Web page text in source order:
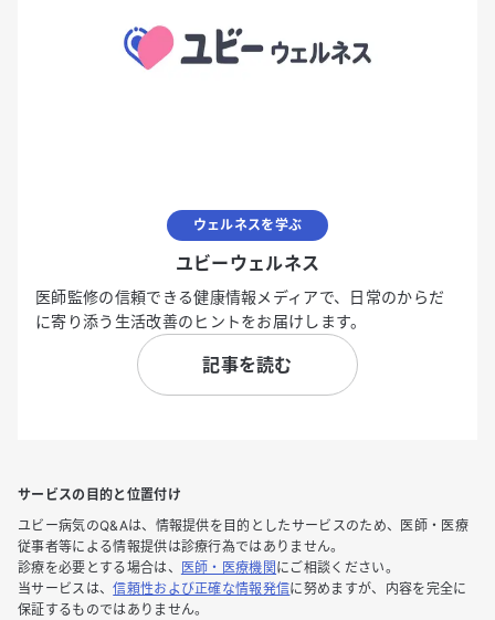
ウェルネスを学ぶ
ユビーウェルネス
医師監修の信頼できる健康情報メディアで、日常のからだ
に寄り添う生活改善のヒントをお届けします。
記事を読む
サービスの目的と位置付け
ユビー病気のQ&Aは、情報提供を目的としたサービスのため、医師・医療
従事者等による情報提供は診療行為ではありません。
診療を必要とする場合は、
医師・医療機関 にご相談ください。
当サービスは、信頼性および正確な情報発信に努めますが、内容を完全に
保証するものではありません。